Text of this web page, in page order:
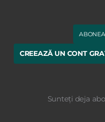
CREEAZĂ UN CONT
Sunteți deja